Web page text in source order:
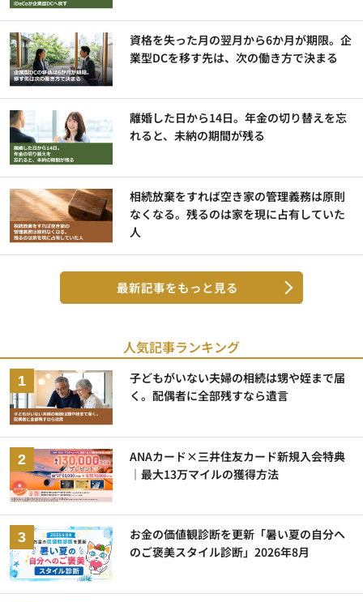
資格を失った月の翌月から6か月が期限。企
業型DCを移す先は、次の働き方で決まる
離婚した日から14日。年金の切り替えを忘
れると、未納の期間が残る
相続放棄をすれば空き家の管理義務は原則
なくなる。残るのは家を現に占有していた
人
最新記事をもっと見る
人気記事ランキング
子どもがいない夫婦の相続は甥や姪まで届
く。配偶者に全部残すなら遺言
ANAカード×三井住友カード新規入会特典
｜最大13万マイルの獲得方法
お金の価値観診断を更新「暑い夏の自分へ
のご褒美スタイル診断」2026年8月